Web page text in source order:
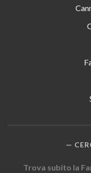
Trova subito la